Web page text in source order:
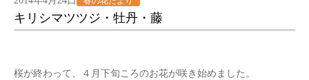
キリシマツツジ・牡丹・藤
桜が終わって、４月下旬ころのお花が咲き始めました。